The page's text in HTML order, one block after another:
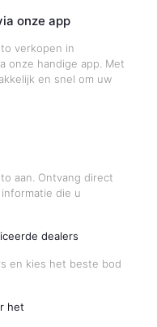
onze app
verkopen in
onze handige app. Met
en snel om uw
aan. Ontvang direct
die u
dealers
en kies het beste bod
het